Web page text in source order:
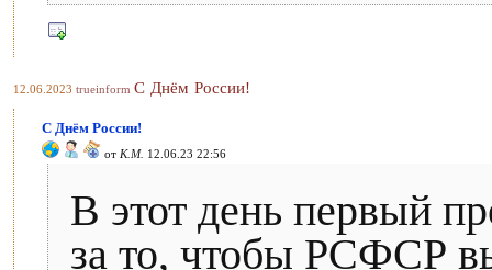
12.06.2023 trueinform С Днём России!
С Днём России!
от К.М. 12.06.23 22:56
В этот день первый
за то, чтобы РСФСР